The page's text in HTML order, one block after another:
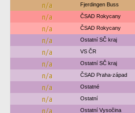
n/a Fjerdingen Buss
n/a ČSAD Rokycany
n/a ČSAD Rokycany
n/a Ostatní SČ kraj
n/a VS ČR
n/a Ostatní SČ kraj
n/a ČSAD Praha-západ
n/a Ostatné
n/a Ostatní
n/a Ostatní Vysočina